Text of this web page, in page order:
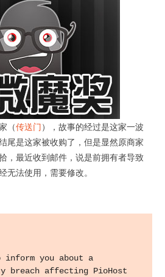
（传送门），故事的经过是这家一波
尾是这家被收购了，但是显然原商家
，最近收到邮件，说是前拥有者导致
无法使用，需要修改。
you about a
breach affecting PioHost